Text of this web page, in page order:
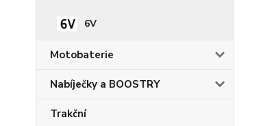
6V
Motobaterie
Nabíječky a BOOSTRY
Trakční